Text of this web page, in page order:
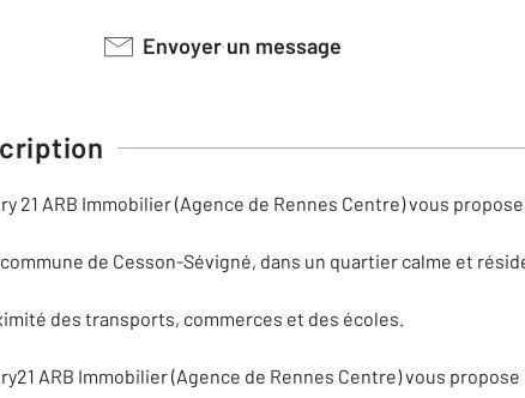
Envoyer un message
21 ARB Immobilier (Agence de Rennes Centre) vous
de Cesson-Sévigné, dans un quartier calme et
des transports, commerces et des écoles.
ARB Immobilier (Agence de Rennes Centre) vous